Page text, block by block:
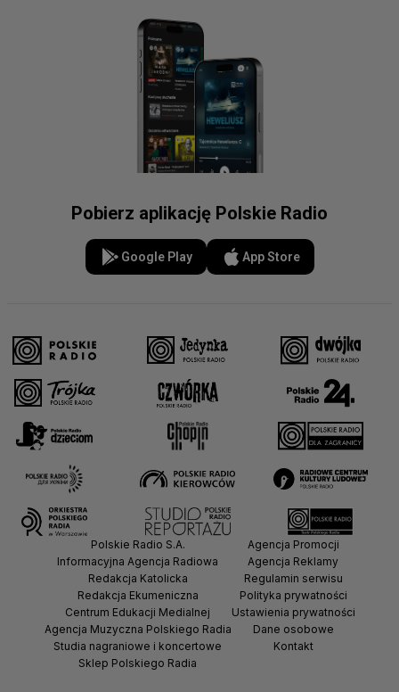
Pobierz aplikację Polskie Radio
Google Play App Store
Polskie Radio S.A.
Informacyjna Agencja Radiowa
Redakcja Katolicka
Redakcja Ekumeniczna
Centrum Edukacji Medialnej
Agencja Muzyczna Polskiego Radia
Studia nagraniowe i koncertowe
Sklep Polskiego Radia
Agencja Promocji
Agencja Reklamy
Regulamin serwisu
Polityka prywatności
Ustawienia prywatności
Dane osobowe
Kontakt